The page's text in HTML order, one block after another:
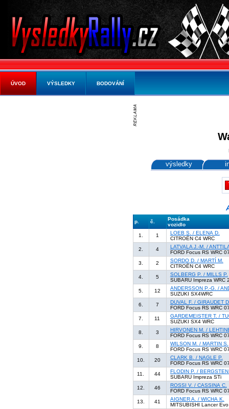
výsledky
p. č.
Posádka
vozidlo
1.
1
LOEB S. / ELENA D.
CITROËN C4 WRC
2.
4
LATVALA J.-M. /
FORD Focus RS WRC
3.
2
SORDO D. / MARTÍ M.
CITROËN C4 WRC
4.
5
SOLBERG P. / MILLS P.
SUBARU Impreza WRC
5.
12
ANDERSSON P.-G. /
SUZUKI SX4WRC
6.
7
DUVAL F. / GIRAUDET
FORD Focus RS WRC
7.
11
GARDEMEISTER T. /
SUZUKI SX4 WRC
8.
3
HIRVONEN M. /
FORD Focus RS WRC
9.
8
WILSON M. / MARTIN S.
FORD Focus RS WRC
10.
20
CLARK B. / NAGLE P.
FORD Focus RS WRC
11.
44
FLODIN P. /
SUBARU Impreza STi
12.
46
ROSSI V. / CASSINA C.
FORD Focus RS WRC
13.
41
AIGNER A. / WICHA K.
MITSUBISHI Lancer
ÚVOD VÝSLEDKY BODOVÁNÍ